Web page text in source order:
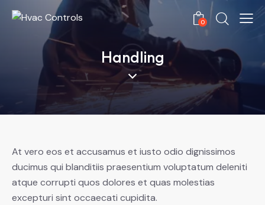
0
Handling
At vero eos et accusamus et iusto odio dignissimos
ducimus qui blanditiis praesentium voluptatum deleniti
atque corrupti quos dolores et quas molestias
excepturi sint occaecati cupidita.